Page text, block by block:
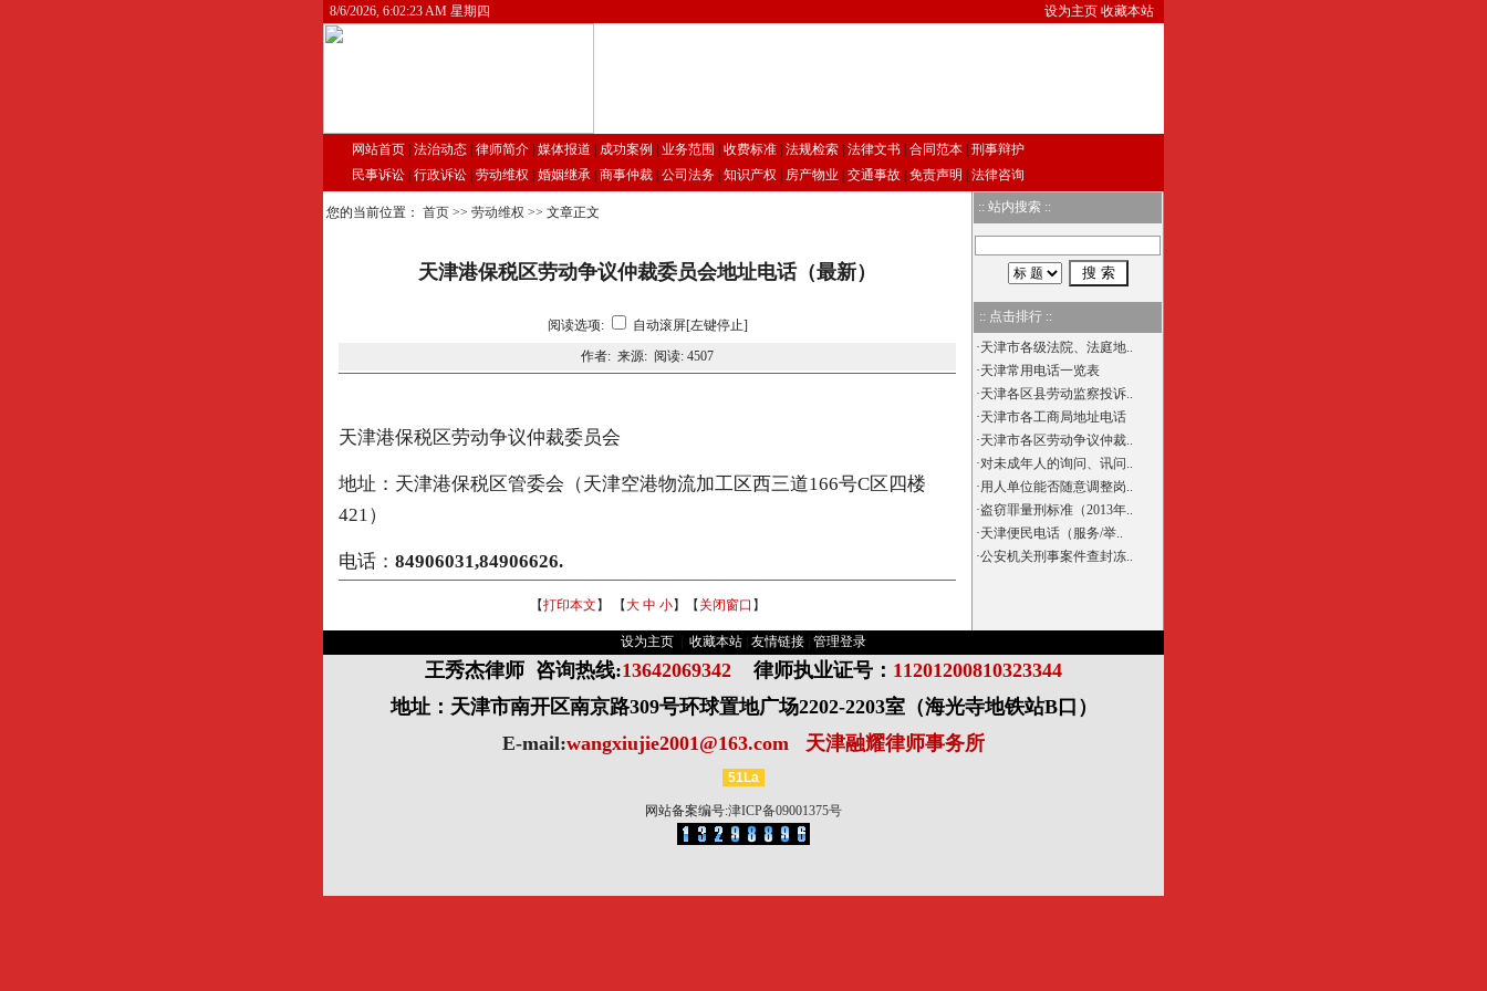
8/6/2026, 6:02:23 AM 星期四 设为主页 收藏本站
网站首页 法治动态 律师简介 媒体报道 成功案例 业务范围 收费标准 法规检索 法律文书 合同范本 刑事辩护
民事诉讼 行政诉讼 劳动维权 婚姻继承 商事仲裁 公司法务 知识产权 房产物业 交通事故 免责声明 法律咨询
您的当前位置： 首页 >> 劳动维权 >> 文章正文
天津港保税区劳动争议仲裁委员会地址电话（最新）
阅读选项:
自动滚屏[左键停止]
作者: 来源: 阅读: 4507
天津港保税区劳动争议仲裁委员会
地址：天津港保税区管委会（天津空港物流加工区西三道166号C区四楼
421）
电话： 84906031,84906626.
【打印本文 】 【大 中 小】【 关闭窗口 】
:: 站内搜索 ::
:: 点击排行 ::
·天津市各级法院、法庭地..
·天津常用电话一览表
·天津各区县劳动监察投诉..
·天津市各工商局地址电话
·天津市各区劳动争议仲裁..
·对未成年人的询问、讯问..
·用人单位能否随意调整岗..
·盗窃罪量刑标准（2013年..
·天津便民电话（服务/举..
·公安机关刑事案件查封冻..
设为主页 收藏本站 友情链接 管理登录
王秀杰律师 咨询热线:13642069342 律师执业证号： 11201200810323344
地址：天津市南开区南京路309号环球置地广场2202-2203室（海光寺地铁站B口）
E-mail:wangxiujie2001@163.com 天津融耀律师事务所
51La
网站备案编号:津ICP备09001375号